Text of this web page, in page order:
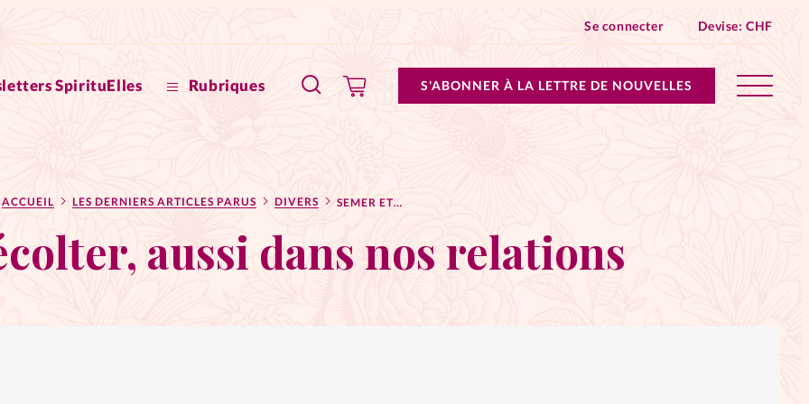
SpirituElles Rubriques
Se connecter Devise:CHF
S'ABONNER À LA LETTRE DE NOUVELLES
Bible
La Boutique
ACCUEIL LES DERNIERS ARTICLES PARUS DIVERS SEMER ET RÉCOLTER, AUSSI DANS NOS RELATIONS
aussi dans nos relations